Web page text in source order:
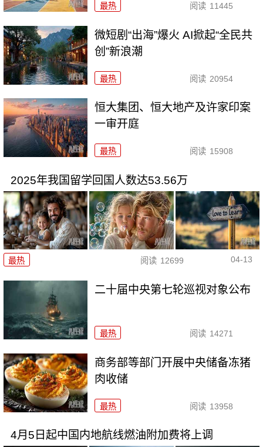
最热 阅读 11445
微短剧“出海”爆火 AI掀起“全民共
创”新浪潮
最热 阅读 20954
恒大集团、恒大地产及许家印案
一审开庭
最热 阅读 15908
2025年我国留学回国人数达53.56万
最热 阅读 12699 04-13
二十届中央第七轮巡视对象公布
最热 阅读 14271
商务部等部门开展中央储备冻猪
肉收储
最热 阅读 13958
4月5日起中国内地航线燃油附加费将上调